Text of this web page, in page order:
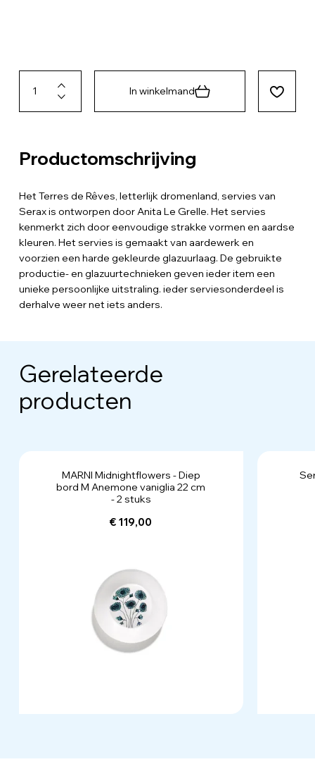
In winkelmand
Productomschrijving
Het Terres de Rêves, letterlijk dromenland, servies van
Serax is ontworpen door Anita Le Grelle. Het servies
kenmerkt zich door eenvoudige strakke vormen en aardse
kleuren. Het servies is gemaakt van aardewerk en
voorzien een harde gekleurde glazuurlaag. De gebruikte
productie- en glazuurtechnieken geven ieder item een
unieke persoonlijke uitstraling. ieder serviesonderdeel is
derhalve weer net iets anders.
Gerelateerde
producten
MARNI Midnightflowers - Diep
bord M Anemone vaniglia 22 cm
- 2 stuks
€ 119,00